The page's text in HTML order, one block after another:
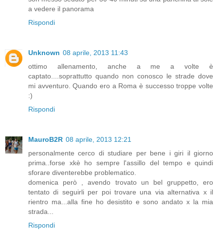
a vedere il panorama
Rispondi
Unknown 08 aprile, 2013 11:43
ottimo allenamento, anche a me a volte è
captato....soprattutto quando non conosco le strade dove
mi avventuro. Quando ero a Roma è successo troppe volte
:)
Rispondi
MauroB2R 08 aprile, 2013 12:21
personalmente cerco di studiare per bene i giri il giorno
prima..forse xkè ho sempre l'assillo del tempo e quindi
sforare diventerebbe problematico.
domenica però , avendo trovato un bel gruppetto, ero
tentato di seguirli per poi trovare una via alternativa x il
rientro ma...alla fine ho desistito e sono andato x la mia
strada...
Rispondi